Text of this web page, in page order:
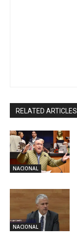
RELATED ARTICLES
NACIONAL
NACIONAL